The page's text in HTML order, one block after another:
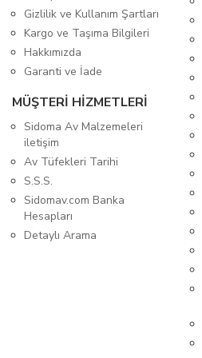
Gizlilik ve Kullanım Şartları
Kargo ve Taşıma Bilgileri
Hakkımızda
Garanti ve İade
MÜŞTERİ HİZMETLERİ
Sidoma Av Malzemeleri
iletişim
Av Tüfekleri Tarihi
S.S.S.
Sidomav.com Banka
Hesapları
Detaylı Arama